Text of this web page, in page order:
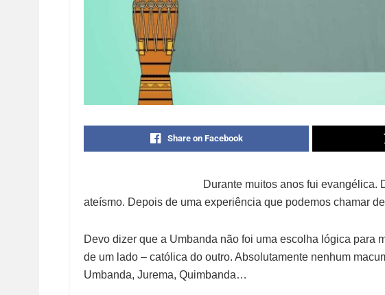
Share on Facebook
Durante muitos anos fui evangélica.
ateísmo. Depois de uma experiência que podemos chamar
Devo dizer que a Umbanda não foi uma escolha lógica para
de um lado – católica do outro. Absolutamente nenhum
Umbanda, Jurema, Quimbanda…